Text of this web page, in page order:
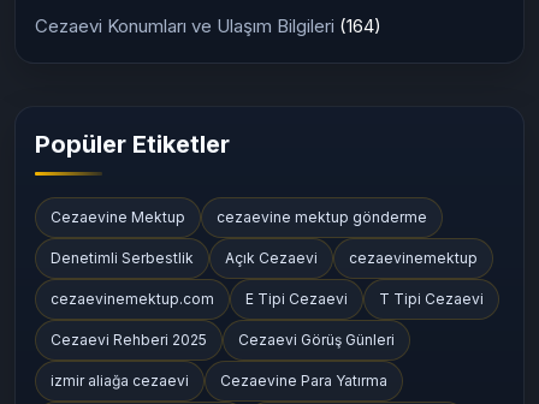
Cezaevi Konumları ve Ulaşım Bilgileri (164)
Popüler Etiketler
Cezaevine Mektup cezaevine mektup gönderme
Denetimli Serbestlik Açık Cezaevi cezaevinemektup
cezaevinemektup.com E Tipi Cezaevi T Tipi Cezaevi
Cezaevi Rehberi 2025 Cezaevi Görüş Günleri
izmir aliağa cezaevi Cezaevine Para Yatırma